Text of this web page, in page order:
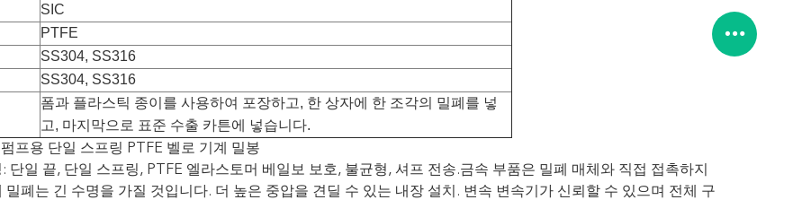
SIC
PTFE
SS304, SS316
SS304, SS316
폼과 플라스틱 종이를 사용하여 포장하고, 한 상자에 한 조각의 밀폐를 넣
고, 마지막으로 표준 수출 카튼에 넣습니다.
프용 단일 스프링 PTFE 벨로 기계 밀봉
단일 끝, 단일 스프링, PTFE 엘라스토머 베일보 보호, 불균형, 셔프 전송.금속 부품은 밀폐 매체와 직접 접촉하지
밀폐는 긴 수명을 가질 것입니다. 더 높은 중압을 견딜 수 있는 내장 설치. 변속 변속기가 신뢰할 수 있으며 전체 구